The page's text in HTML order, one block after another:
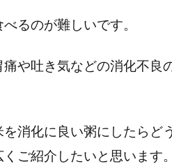
るのが難しいです。
や吐き気などの消化不良
消化に良い粥にしたらど
ご紹介したいと思います。